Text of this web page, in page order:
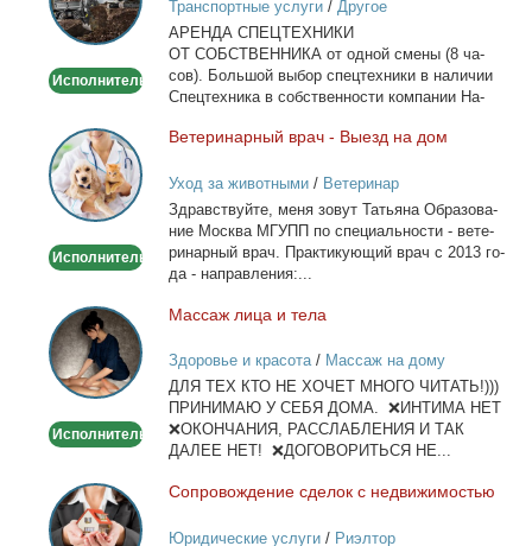
в
Москве
Исполнитель
Транспортные услуги/ Другое
АРЕНДА СПЕЦТЕХНИКИ
ОТ СОБСТВЕННИКА от од­ной сме­ны (8 ча­
сов). Боль­шой вы­бор спец­тех­ни­ки в на­ли­чии
Спец­тех­ни­ка в соб­ствен­но­сти ком­па­нии На­
Ветеринарный
врач
-
Выезд
дом
Исполнитель
Ве­те­ри­нар­ный врач - Вы­езд на дом
Уход за животными/ Ветеринар
Здрав­ствуй­те, ме­ня зо­вут Та­тья­на Об­ра­зо­ва­
ние Москва МГУПП по спе­ци­аль­но­сти - ве­те­
ри­нар­ный врач. Прак­ти­ку­ю­щий врач с 2013 го­
да - на­прав­ле­ния:...
Массаж
лица
и
тела
Исполнитель
Мас­саж ли­ца и те­ла
Здоровье и красота/ Массаж на дому
ДЛЯ ТЕХ КТО НЕ ХОЧЕТ МНОГО ЧИТАТЬ!)))
ПРИНИМАЮ У СЕБЯ ДОМА. ❌ИНТИМА НЕТ
❌ОКОНЧАНИЯ, РАССЛАБЛЕНИЯ И ТАК
ДАЛЕЕ НЕТ! ❌ДОГОВОРИТЬСЯ НЕ...
Сопровождение
сделок
Со­про­вож­де­ние сде­лок с недви­жи­мо­стью
Юридические услуги/ Риэлтор